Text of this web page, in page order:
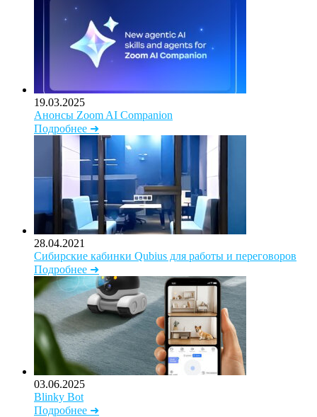
19.03.2025
Анонсы Zoom AI Companion
Подробнее ➜
28.04.2021
Сибирские кабинки Qubius для работы и переговоров
Подробнее ➜
03.06.2025
Blinky Bot
Подробнее ➜